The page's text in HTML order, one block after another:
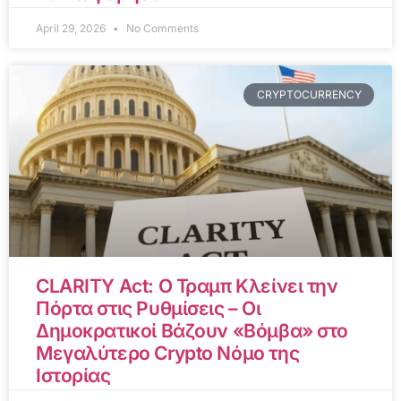
April 29, 2026 No Comments
CRYPTOCURRENCY
CLARITY Act: Ο Τραμπ Κλείνει την
Πόρτα στις Ρυθμίσεις – Οι
Δημοκρατικοί Βάζουν «Βόμβα» στο
Μεγαλύτερο Crypto Νόμο της
Ιστορίας